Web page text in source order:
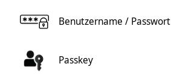
Benutzername / Passwort
Passkey